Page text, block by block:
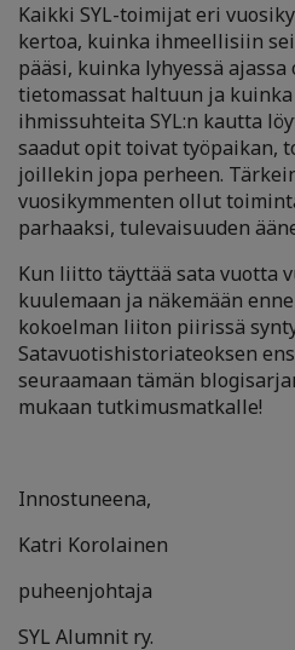
Kaikki SYL-toimijat eri
kertoa, kuinka ihmeellisiin
pääsi, kuinka lyhyessä
tietomassat haltuun ja
ihmissuhteita SYL:n kautta
saadut opit toivat työpaikan,
joillekin jopa perheen.
vuosikymmenten ollut
parhaaksi, tulevaisuuden
Kun liitto täyttää sata vuotta
kuulemaan ja näkemään
kokoelman liiton piirissä
Satavuotishistoriateoksen
seuraamaan tämän
mukaan tutkimusmatkalle!
Innostuneena,
Katri Korolainen
puheenjohtaja
SYL Alumnit ry.